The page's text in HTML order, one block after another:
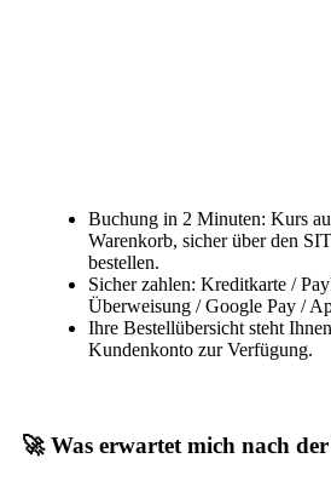
Buchung in 2 Minuten: Kurs
Warenkorb, sicher über den
bestellen.
Sicher zahlen: Kreditkarte /
Überweisung / Google Pay /
Ihre Bestellübersicht steht
Kundenkonto zur Verfügung.
🚀 Was erwartet mich nach